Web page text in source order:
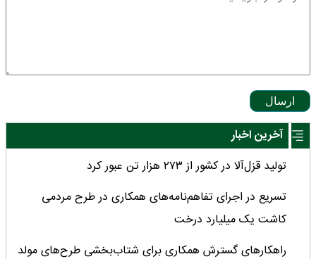
ارسال
آخرین اخبار
تولید قزل‌آلا در کشور از ۲۷۳ هزار تن عبور کرد
تسریع در اجرای تفاهم‌نامه‌های همکاری در طرح مردمی
کاشت یک میلیارد درخت
راهکارهای گسترش همکاری برای شتاب‌بخشی طرح‌های مولد